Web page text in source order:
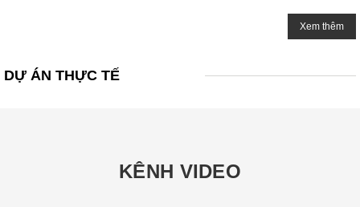
Xem thêm
DỰ ÁN THỰC TẾ
KÊNH VIDEO